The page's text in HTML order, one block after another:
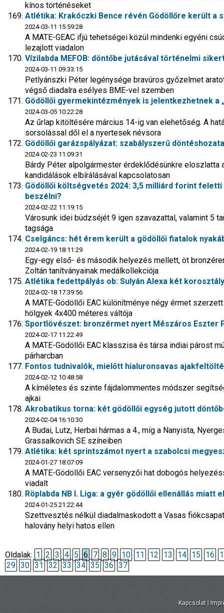
kínos történéseket
Atlétika: Krakóczki Bence révén Gödöllőre került a
2024-03-11 15:59:28
A MATE-GEAC ifjú tehetségei közül mindenki egyéni
lezajlott viadalon
Vízilabda MEFOB: döntőbe jutásával történelmi
2024-03-11 09:33:15
Petlyánszki Péter legénysége bravúros győzelmet
végső diadalra esélyes BME-vel szemben
Gödöllői gyermekintézmények is jelentkezhetnek a
2024-03-05 10:22:28
Az űrlap kitöltésére március 14-ig van elehetőség. A
sorsolással dől el a nyertesek névsora
Gödöllői garázspályázat: szabályszerű
2024-02-23 11:09:31
Bárdy Péter alpolgármester érdeklődésünkre
kandidálások elbírálásával kapcsolatosan
Gödöllői költségvetés 2024: 3,5 milliárd forint
beszélni?
2024-02-22 11:19:15
Városunk idei büdzséjét 9 igen szavazattal, valamint 5
tagsága
Cselgáncs: hét érem került a gödöllői fiatalok
2024-02-19 18:11:29
Egy-egy első- és második helyezés mellett, öt
Zoltán tanítványainak medálkollekciója
Atlétika fedettpályás ob: Sulyán Alexa két
2024-02-18 17:39:56
A MATE-Gödöllői EAC különítménye négy érmet
hölgyek 4x400 méteres váltója
Sportlövészet: bronzérmet nyert Mészáros Eszter
2024-02-17 11:22:49
A MATE-Gödöllői EAC klasszisa és társa indiai párost
párharcban
Fontos tudnivalók, mielőtt hialuronsavas
2024-02-12 10:48:58
A kíméletes és szinte fájdalommentes módszer
ajkai
Akrobatikus torna: két gödöllői egység jutott
2024-02-04 16:10:30
A Budai, Lutz, Herbai hármas a 4., míg a Nanyista,
Grassalkovich SE színeiben
Atlétika: két sprintszámot nyert a szabolcsi
2024-01-27 18:07:09
A MATE-Gödöllői EAC versenyzői hat dobogós
viadalt
Röplabda NB I. Liga: a gyér gödöllői ellenállás miatt
2024-01-25 21:22:44
Szettvesztés nélkül diadalmaskodott a Vasas
halovány helyi hatos ellen
Oldalak: 1 2 3 4 5 6 7 8 9 10 11 12 13 14 15 16
29 30 31 32 33 34 35 36 37
Kapcsolat |